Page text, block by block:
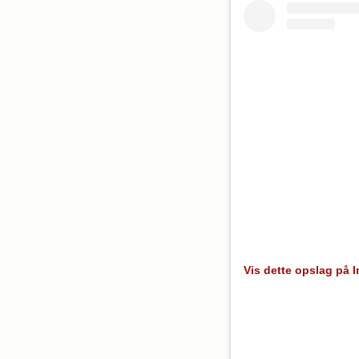
Vis dette opslag på